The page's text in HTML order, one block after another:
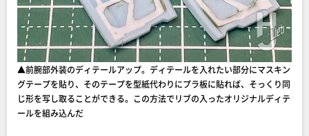
▲前腕部外装のディテールアップ。ディテールを入れたい部分にマスキン
グテープを貼り、そのテープを型紙代わりにプラ板に貼れば、そっくり同
じ形を写し取ることができる。この方法でリブの入ったオリジナルディテ
ールを組み込んだ